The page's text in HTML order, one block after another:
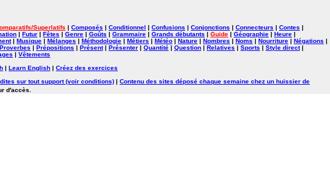
Superlatifs | Composés | Conditionnel | Confusions | Conjonctions | Connecteurs | Contes |
| Futur | Fêtes | Genre | Goûts | Grammaire | Grands débutants | Guide | Géographie | Heure |
| Musique | Mélanges | Méthodologie | Métiers | Météo | Nature | Nombres | Noms | Nourriture | Négations |
Proverbes | Prépositions | Présent| Présenter | Quantité | Question | Relatives | Sports | Style direct|
| Vêtements
| Learn English | Créez des exercices
sur tout support (voir conditions) | Contenu des sites déposé chaque semaine chez un huissier de
d'accès.